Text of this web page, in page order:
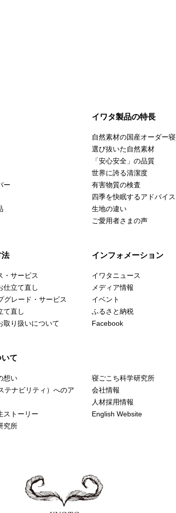
ー
イワタ製品の特長
自然素材の国産オーダー
選び抜いた自然素材
「安心安全」の品質
世界に誇る清潔度
有害物質の検査
四季を快眠するアドバイス
生地の違い
ご愛用者さまの声
法
・サービス
仕立て直し
グレード・サービス
て直し
取り扱いについて
インフォメーション
イワタニュース
メディア情報
イベント
ふるさと納税
Facebook
て
想い
テナビリティ）へのア
ストーリー
究所
寝ごこち科学研究所
会社情報
人材採用情報
English Website